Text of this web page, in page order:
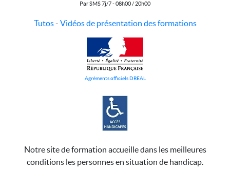
Par SMS 7j/7 - 08h00 / 20h00
Tutos- Vidéos de présentation des formations
Agréments officiels DREAL
Notre site de formation accueille dans les meilleures
conditions les personnes en situation de handicap.